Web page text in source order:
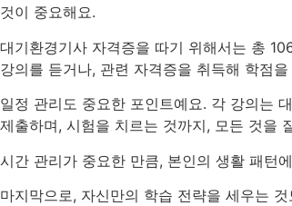
것이 중요해요.
대기환경기사 자격증을 따기 위해서는 총
강의를 듣거나, 관련 자격증을 취득해 학점
일정 관리도 중요한 포인트예요. 각 강의는
제출하며, 시험을 치르는 것까지, 모든 것을
시간 관리가 중요한 만큼, 본인의 생활 패턴
마지막으로, 자신만의 학습 전략을 세우는